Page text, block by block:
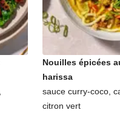
Nouilles épicées
harissa
sauce curry-coco,
citron vert